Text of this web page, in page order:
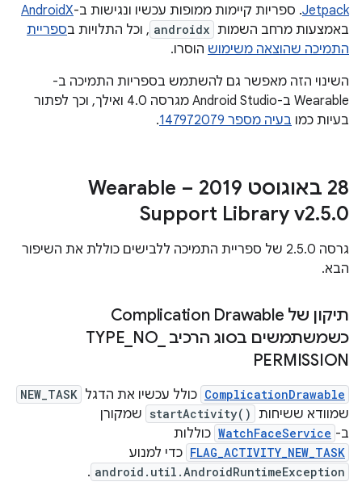
Jetpack. ספריות קיימות ממופות עכשיו ונגישות ב-AndroidX
באמצעות מרחב השמות androidx , וכל התלויות בספריית
התמיכה שהוצאה משימוש הוסרו.
השינוי הזה מאפשר גם להשתמש בספריות התמיכה ב-
Wearable ב-Android Studio מגרסה 4.0 ואילך, וכך לפתור
בעיות כמו בעיה מספר 147972079 .
‫28 באוגוסט 2019 – Wearable
Support Library v2.5.0
גרסה 2.5.0 של ספריית התמיכה ללבישים כוללת את השיפור
הבא.
תיקון של Complication Drawable
כשמשתמשים בסוג הרכיב TYPE
NO_
PERMISSION
ComplicationDrawable כולל עכשיו את הדגל NEW_TASK
שמוודא ששיחות startActivity() שמקורן
ב- WatchFaceService כוללות
FLAG_ACTIVITY_NEW_TASK כדי למנוע
android.util.AndroidRuntimeException
.